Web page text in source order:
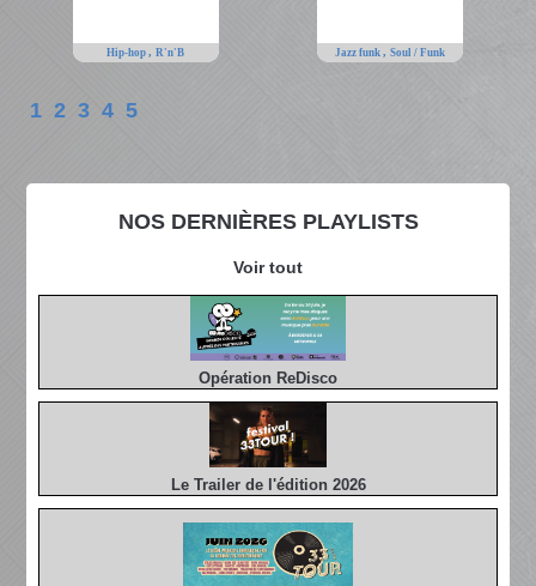
NOS DERNIÈRES PLAYLISTS
Voir tout
Opération ReDisco
Le Trailer de l'édition 2026
Hip-hop,R'n'B Jazz funk , Soul / Funk
1 2 3 4 5